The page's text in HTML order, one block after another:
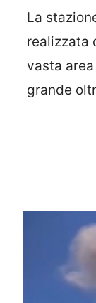
La
realizzata
vasta
grande